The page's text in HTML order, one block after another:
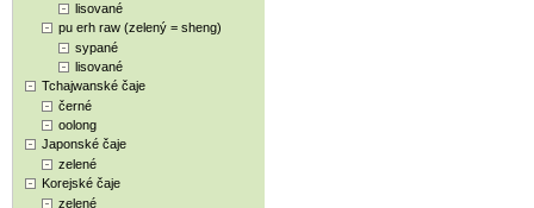
lisované
pu erh raw (zelený = sheng)
sypané
lisované
Tchajwanské čaje
černé
oolong
Japonské čaje
zelené
Korejské čaje
zelené